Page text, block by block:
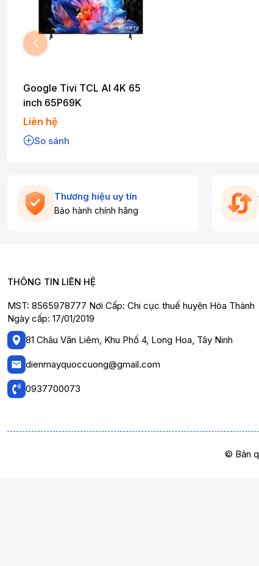
Google Tivi TCL AI 4K 65
inch 65P69K
Liên hệ
So sánh
Thương hiệu uy tín
Bảo hành chính hãng
THÔNG TIN LIÊN HỆ
MST: 8565978777 Nơi Cấp: Chi cục thuế huyện Hòa Thành
Ngày cấp: 17/01/2019
81 Châu Văn Liêm, Khu Phố 4, Long Hoa, Tây Ninh
dienmayquoccuong@gmail.com
0937700073
© Bản